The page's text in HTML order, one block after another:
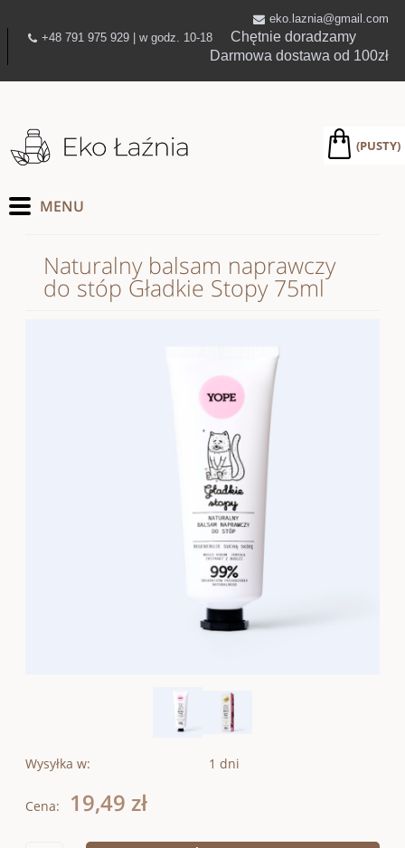
eko.laznia@gmail.com
+48 791 975 929 | w godz. 10-18 Chętnie doradzamy
Darmowa dostawa od 100zł
(PUSTY)
Naturalny balsam naprawczy
do stóp Gładkie Stopy 75ml
Wysyłka w: 1 dni
Cena: 19,49 zł